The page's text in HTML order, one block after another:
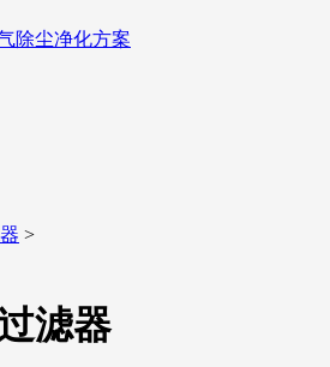
除尘净化方案
>
滤器